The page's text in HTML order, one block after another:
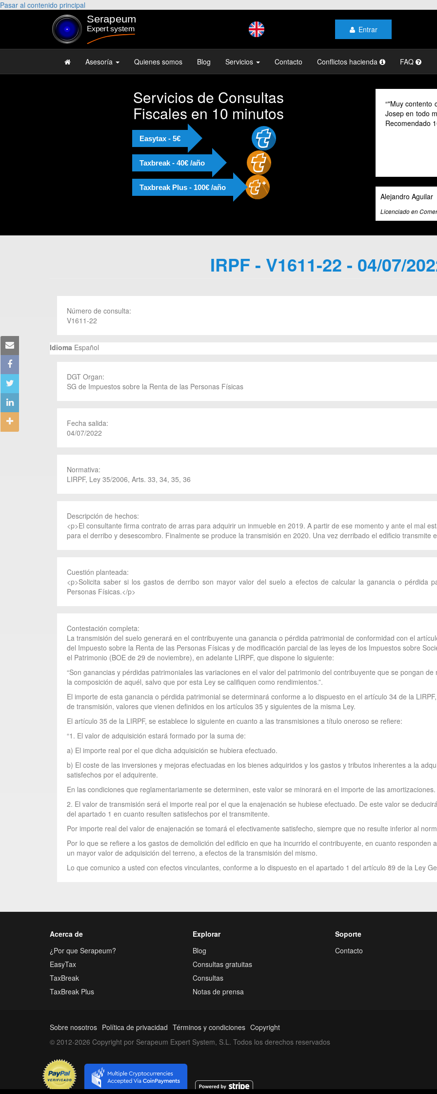
Pasar al contenido principal
Entrar
Asesoría Quienes somos Blog Servicios Contacto Conflictos hacienda FAQ
Servicios de Consultas
Fiscales en 10 minutos
Easytax - 5€
Taxbreak - 40€ /año
Taxbreak Plus - 100€ /año
"Muy contento
Josep en todo
Recomendado
Alejandro Aguilar
Licenciado en
IRPF - V1611-22 - 04/07/
Número de consulta:
V1611-22
Idioma Español
DGT Organ:
SG de Impuestos sobre la Renta de las Personas Físicas
Fecha salida:
04/07/2022
Normativa:
LIRPF, Ley 35/2006, Arts. 33, 34, 35, 36
Descripción de hechos:
<p>El consultante firma contrato de arras para adquirir un inmueble en 2019. A partir de ese momento y ante el mal
para el derribo y desescombro. Finalmente se produce la transmisión en 2020. Una vez derribado el edificio transmite
Cuestión planteada:
<p>Solicita saber si los gastos de derribo son mayor valor del suelo a efectos de calcular la ganancia o pérdida
Personas Físicas.</p>
Contestación completa:
La transmisión del suelo generará en el contribuyente una ganancia o pérdida patrimonial de conformidad con el
del Impuesto sobre la Renta de las Personas Físicas y de modificación parcial de las leyes de los Impuestos sobre
el Patrimonio (BOE de 29 de noviembre), en adelante LIRPF, que dispone lo siguiente:
“Son ganancias y pérdidas patrimoniales las variaciones en el valor del patrimonio del contribuyente que se pongan
la composición de aquél, salvo que por esta Ley se califiquen como rendimientos.”.
El importe de esta ganancia o pérdida patrimonial se determinará conforme a lo dispuesto en el artículo 34 de la
de transmisión, valores que vienen definidos en los artículos 35 y siguientes de la misma Ley.
El artículo 35 de la LIRPF, se establece lo siguiente en cuanto a las transmisiones a título oneroso se refiere:
“1. El valor de adquisición estará formado por la suma de:
a) El importe real por el que dicha adquisición se hubiera efectuado.
b) El coste de las inversiones y mejoras efectuadas en los bienes adquiridos y los gastos y tributos inherentes a la
satisfechos por el adquirente.
En las condiciones que reglamentariamente se determinen, este valor se minorará en el importe de las amortizaciones.
2. El valor de transmisión será el importe real por el que la enajenación se hubiese efectuado. De este valor se
del apartado 1 en cuanto resulten satisfechos por el transmitente.
Por importe real del valor de enajenación se tomará el efectivamente satisfecho, siempre que no resulte inferior al
Por lo que se refiere a los gastos de demolición del edificio en que ha incurrido el contribuyente, en cuanto responden
un mayor valor de adquisición del terreno, a efectos de la transmisión del mismo.
Lo que comunico a usted con efectos vinculantes, conforme a lo dispuesto en el apartado 1 del artículo 89 de la Ley
Acerca de
¿Por que Serapeum?
EasyTax
TaxBreak
TaxBreak Plus
Explorar
Blog
Consultas gratuitas
Consultas
Notas de prensa
Soporte
Contacto
Sobre nosotros Política de privacidad Términos y condiciones Copyright
© 2012-2026 Copyright por Serapeum Expert System, S.L. Todos los derechos reservados